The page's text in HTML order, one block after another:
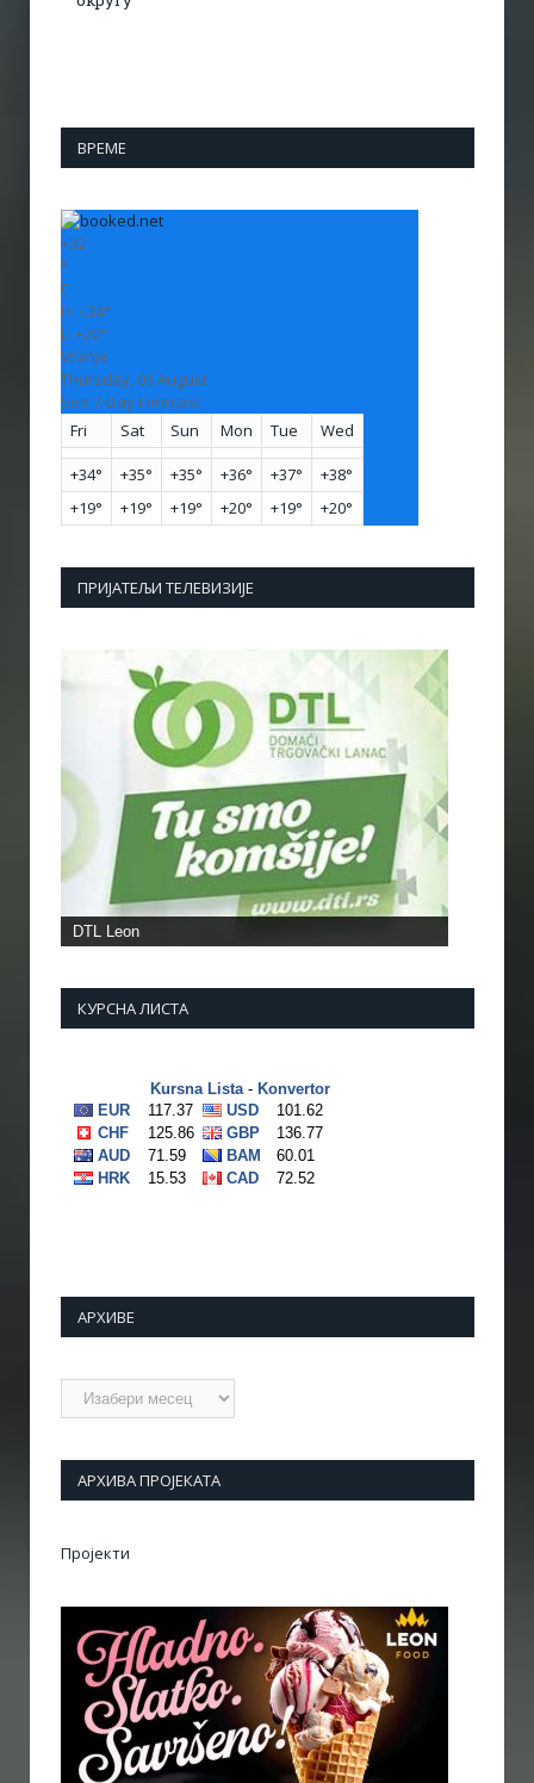
ВРЕМЕ
+32
°
C
H: +34°
L: +20°
Vranje
Thursday, 06 August
See 7-Day Forecast
Fri
Sat Sun Mon Tue Wed
+34° +35° +35° +36° +37° +38°
+19° +19° +19° +20° +19° +20°
ПРИЈАТЕЉИ ТЕЛЕВИЗИЈЕ
DTL Leon
КУРСНА ЛИСТА
АРХИВЕ
Архиве
АРХИВА ПРОЈЕКАТА
Пројекти